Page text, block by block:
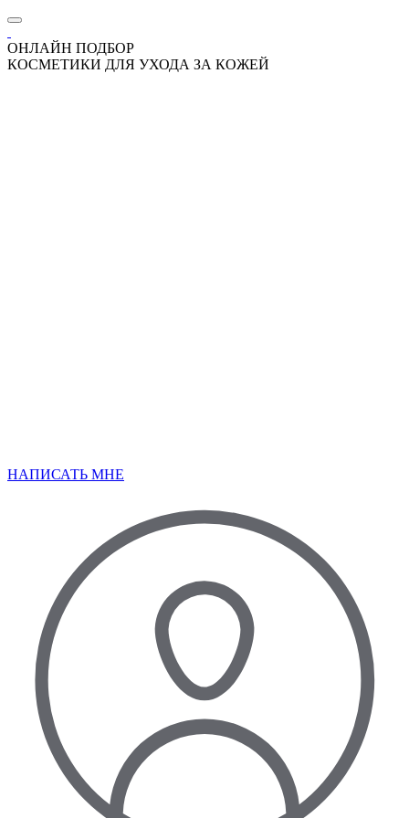
ОНЛАЙН ПОДБОР
КОСМЕТИКИ ДЛЯ УХОДА ЗА КОЖЕЙ
НАПИСАТЬ МНЕ